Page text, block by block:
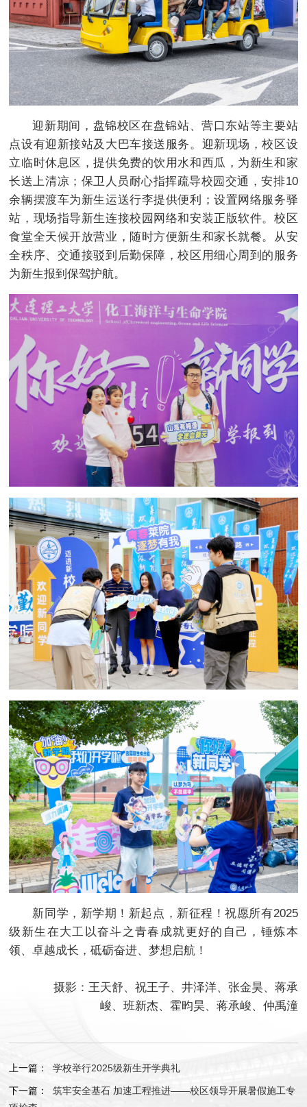
迎新期间，盘锦校区在盘锦站、营口东站等主要站
点设有迎新接站及大巴车接送服务。迎新现场，校区设
立临时休息区，提供免费的饮用水和西瓜，为新生和家
长送上清凉；保卫人员耐心指挥疏导校园交通，安排10
余辆摆渡车为新生运送行李提供便利；设置网络服务驿
站，现场指导新生连接校园网络和安装正版软件。校区
食堂全天候开放营业，随时方便新生和家长就餐。从安
全秩序、交通接驳到后勤保障，校区用细心周到的服务
为新生报到保驾护航。
新同学，新学期！新起点，新征程！祝愿所有2025
级新生在大工以奋斗之青春成就更好的自己，锤炼本
领、卓越成长，砥砺奋进、梦想启航！
摄影：王天舒、祝王子、井泽洋、张金昊、蒋承
峻、班新杰、霍昀昊、蒋承峻、仲禹潼
上一篇： 学校举行2025级新生开学典礼
下一篇：
筑牢安全基石 加速工程推进——校区领导开展暑假施工专